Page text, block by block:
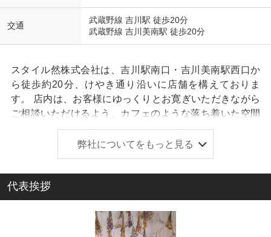
交通
武蔵野線 吉川駅 徒歩20分
武蔵野線 吉川美南駅 徒歩20分
スタイル然株式会社は、吉川駅南口・吉川美南駅西口か
ら徒歩約20分、けやき通り沿いに店舗を構えておりま
す。 店内は、お客様にゆっくりとお寛ぎいただきながら
ご相談いただけるよう、カフェのような落ち着いた空間
に仕上げています。 不動産のご売却・ご購入は、人生に
おいて大きな決断のひとつです。だからこそ私たちは、
お客様一人ひとりの立場に寄り添い、ご希望やお悩みを
しっかりとお聞きしたうえで、より良いご売却・ご購入
につながるご提案を大切にしています。 また、弊社は建
設業を創業の礎としているため、内外装工事から建物の
解体まで、幅広い分野で連携できることも強みのひとつ
です。不動産の売買だけでなく、建物に関するさまざま
弊社についてをもっと見る
代表挨拶